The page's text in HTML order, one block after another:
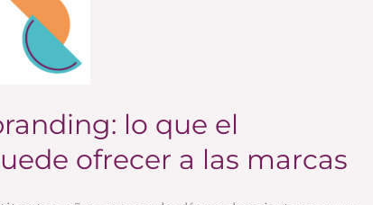
lo que el
ofrecer a las marcas